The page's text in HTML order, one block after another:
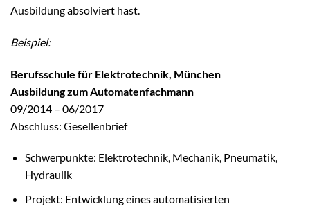
Ausbildung absolviert hast.
Beispiel:
Berufsschule für Elektrotechnik, München
Ausbildung zum Automatenfachmann
09/2014 – 06/2017
Abschluss: Gesellenbrief
Schwerpunkte: Elektrotechnik, Mechanik, Pneumatik,
Hydraulik
Projekt: Entwicklung eines automatisierten